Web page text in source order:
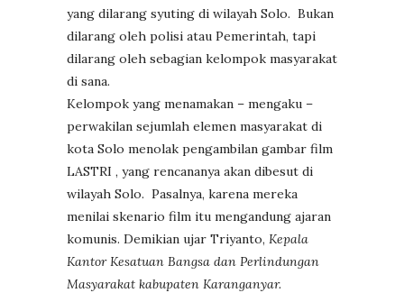
yang dilarang syuting di wilayah Solo. Bukan
dilarang oleh polisi atau Pemerintah, tapi
dilarang oleh sebagian kelompok masyarakat
di sana.
Kelompok yang menamakan – mengaku –
perwakilan sejumlah elemen masyarakat di
kota Solo menolak pengambilan gambar film
LASTRI , yang rencananya akan dibesut di
wilayah Solo. Pasalnya, karena mereka
menilai skenario film itu mengandung ajaran
komunis. Demikian ujar Triyanto, Kepala
Kantor Kesatuan Bangsa dan Perlindungan
Masyarakat kabupaten Karanganyar.